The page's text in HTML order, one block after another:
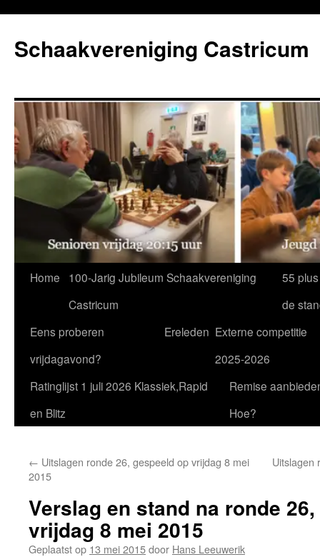
de
inhoud
Schaakvereniging Castricum
Home
100-Jarig Jubileum Schaakvereniging
Castricum
55
de
Eens proberen
vrijdagavond?
Ereleden Externe competitie
2025-2026
Ratinglijst 1 juli 2026 Klassiek,Rapid
en Blitz
Remise
Hoe?
← Uitslagen ronde 26, gespeeld op vrijdag 8 mei
2015
Uitslagen
Verslag en stand na ronde
vrijdag 8 mei 2015
Geplaatst op 13 mei 2015door Hans Leeuwerik